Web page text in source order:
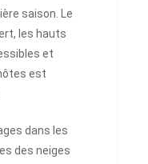
saison. Le
les hauts
et
est
dans les
des neiges